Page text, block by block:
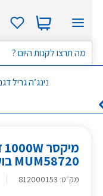
נינג’ה גריל דגם AG653
MUM58720 בוש
מק״ט:
812000153